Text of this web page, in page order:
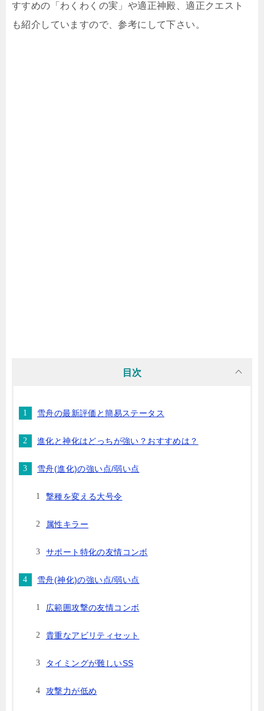
すすめの「わくわくの実」や適正神殿、適正クエスト
も紹介していますので、参考にして下さい。
目次
雪舟の最新評価と簡易ステータス
進化と神化はどっちが強い？おすすめは？
雪舟(進化)の強い点/弱い点
撃種を変える大号令
属性キラー
サポート特化の友情コンボ
雪舟(神化)の強い点/弱い点
広範囲攻撃の友情コンボ
貴重なアビリティセット
タイミングが難しいSS
攻撃力が低め